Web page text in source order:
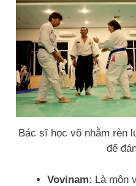
Bác sĩ học võ nhằm rèn
để
Vovinam: Là môn